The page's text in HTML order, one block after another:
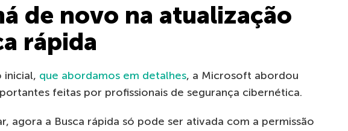
de novo na atualização
rápida
inicial, que abordamos em detalhes, a Microsoft abordou
feitas por profissionais de segurança cibernética.
agora a Busca rápida só pode ser ativada com a permissão